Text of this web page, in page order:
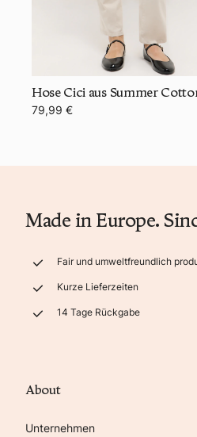
Hose Cici aus Summer
79,99 €
Made in Europe.
Fair und umweltfreundlich
Kurze Lieferzeiten
14 Tage Rückgabe
About
Unternehmen